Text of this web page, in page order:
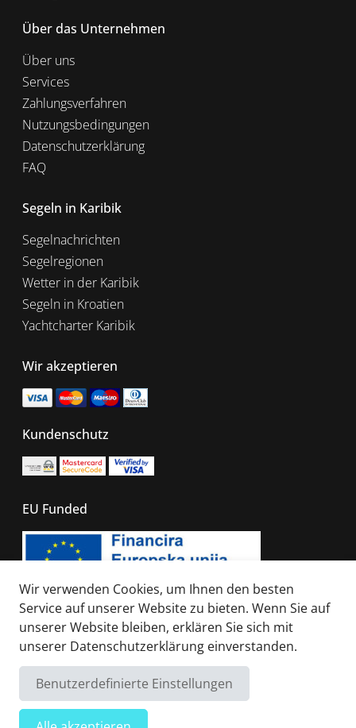
Über das Unternehmen
Über uns
Services
Zahlungsverfahren
Nutzungsbedingungen
Datenschutzerklärung
FAQ
Segeln in Karibik
Segelnachrichten
Segelregionen
Wetter in der Karibik
Segeln in Kroatien
Yachtcharter Karibik
Wir akzeptieren
Kundenschutz
EU Funded
© 2026 - All right reserved. Sails of Caribbean
Wir verwenden Cookies, um Ihnen den besten
Service auf unserer Website zu bieten. Wenn Sie auf
unserer Website bleiben, erklären Sie sich mit
unserer Datenschutzerklärung einverstanden.
Benutzerdefinierte Einstellungen